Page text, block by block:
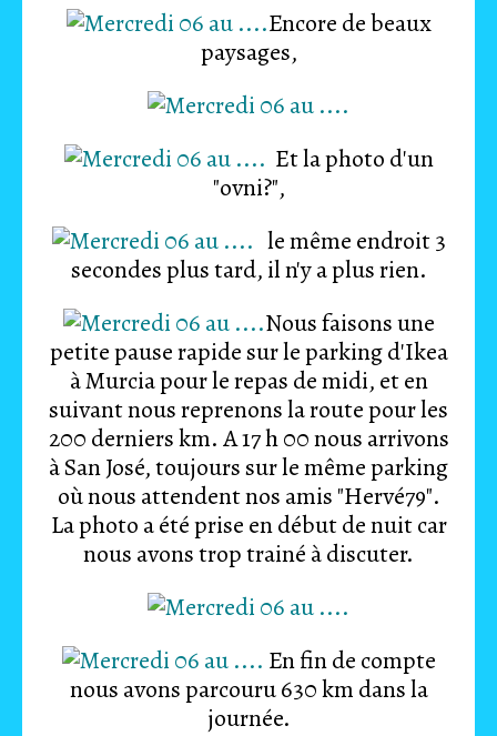
Encore de beaux
paysages,
Et la photo d'un
"ovni?",
le même endroit 3
secondes plus tard, il n'y a plus rien.
Nous faisons une
petite pause rapide sur le parking d'Ikea
à Murcia pour le repas de midi, et en
suivant nous reprenons la route pour les
200 derniers km. A 17 h 00 nous arrivons
à San José, toujours sur le même parking
où nous attendent nos amis "Hervé79".
La photo a été prise en début de nuit car
nous avons trop trainé à discuter.
En fin de compte
nous avons parcouru 630 km dans la
journée.